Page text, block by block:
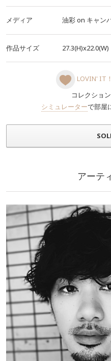
メディア 油彩on キャン
作品サイズ 27.3(H)x22.0(W)
LOVIN' IT
コレクショ
シミュレーターで部屋
アーテ